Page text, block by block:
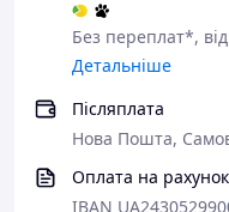
Без переплат*,
Детальніше
Післяплата
Нова Пошта,
Оплата на рахунок
IBAN